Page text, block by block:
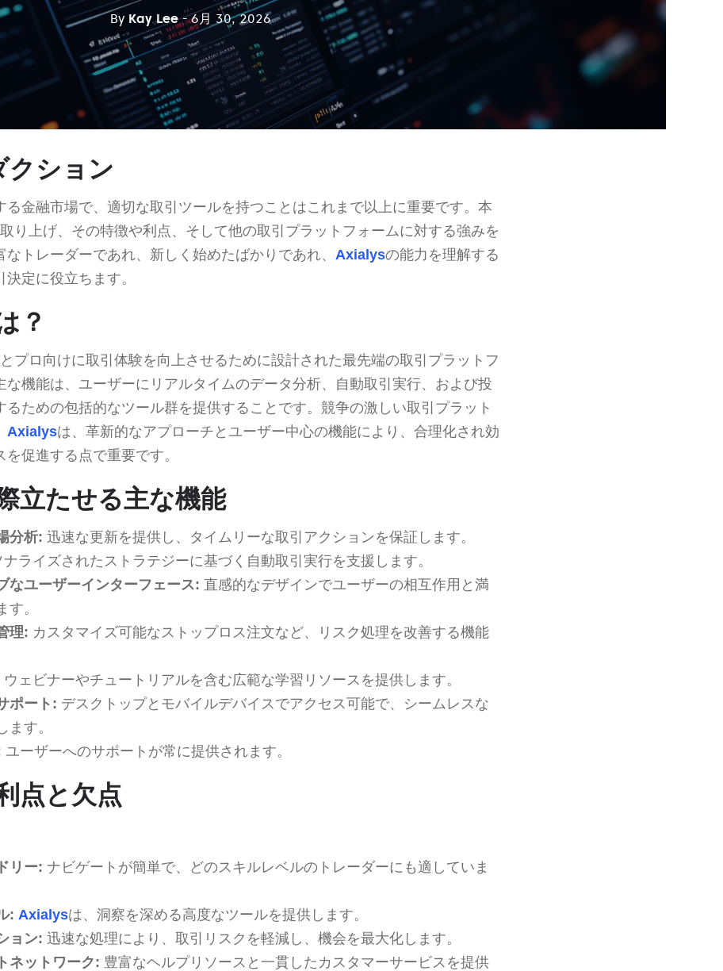
By Kay Lee - 6月 30, 2026
クション
る金融市場で、適切な取引ツールを持つことはこれまで以上に重要です。本
り上げ、その特徴や利点、そして他の取引プラットフォームに対する強みを
トレーダーであれ、新しく始めたばかりであれ、 Axialysの能力を理解する
定に役立ちます。
？
プロ向けに取引体験を向上させるために設計された最先端の取引プラットフ
な機能は、ユーザーにリアルタイムのデータ分析、自動取引実行、および投
るための包括的なツール群を提供することです。競争の激しい取引プラット
Axialysは、革新的なアプローチとユーザー中心の機能により、合理化され効
促進する点で重要です。
立たせる主な機能
分析: 迅速な更新を提供し、タイムリーな取引アクションを保証します。
ライズされたストラテジーに基づく自動取引実行を支援します。
なユーザーインターフェース: 直感的なデザインでユーザーの相互作用と満
す。
理: カスタマイズ可能なストップロス注文など、リスク処理を改善する機能
ウェビナーやチュートリアルを含む広範な学習リソースを提供します。
ポート: デスクトップとモバイルデバイスでアクセス可能で、シームレスな
ます。
ユーザーへのサポートが常に提供されます。
点と欠点
リー: ナビゲートが簡単で、どのスキルレベルのトレーダーにも適していま
: Axialysは、洞察を深める高度なツールを提供します。
ョン: 迅速な処理により、取引リスクを軽減し、機会を最大化します。
ネットワーク: 豊富なヘルプリソースと一貫したカスタマーサービスを提供